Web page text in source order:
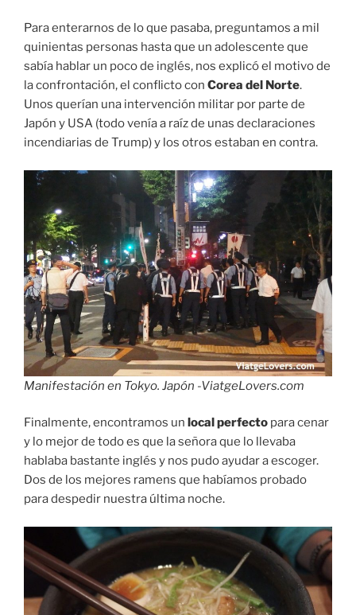
Para enterarnos de lo que pasaba, preguntamos a mil
quinientas personas hasta que un adolescente que
sabía hablar un poco de inglés, nos explicó el motivo de
la confrontación, el conflicto con Corea del Norte.
Unos querían una intervención militar por parte de
Japón y USA (todo venía a raíz de unas declaraciones
incendiarias de Trump) y los otros estaban en contra.
Manifestación en Tokyo. Japón -ViatgeLovers.com
Finalmente, encontramos un local perfecto para cenar
y lo mejor de todo es que la señora que lo llevaba
hablaba bastante inglés y nos pudo ayudar a escoger.
Dos de los mejores ramens que habíamos probado
para despedir nuestra última noche.